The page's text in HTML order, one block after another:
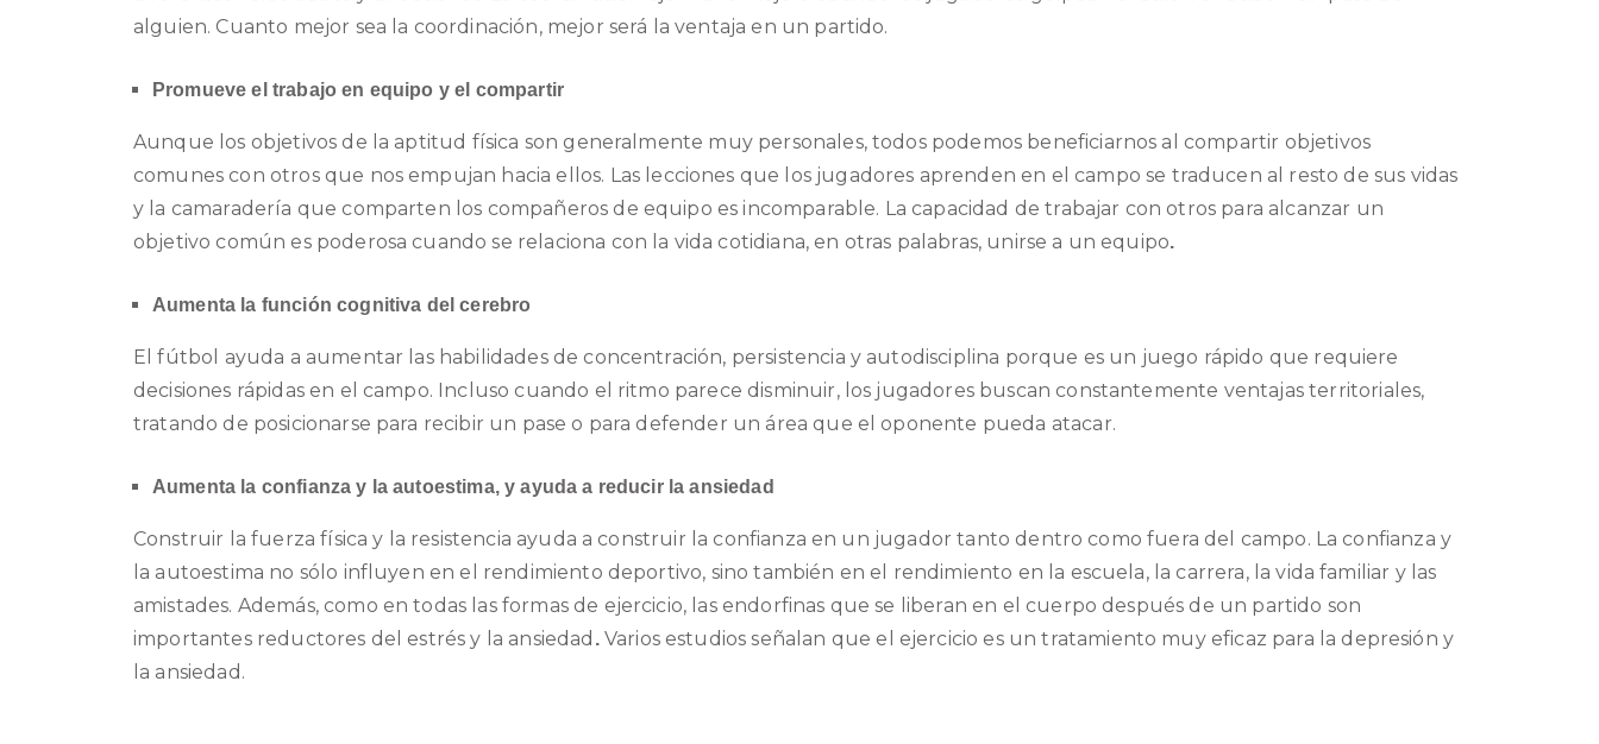
alguien. Cuanto mejor sea la coordinación, mejor será la ventaja en un partido.
Promueve el trabajo en equipo y el compartir
Aunque los objetivos de la aptitud física son generalmente muy personales, todos podemos beneficiarnos al compartir objetivos
comunes con otros que nos empujan hacia ellos. Las lecciones que los jugadores aprenden en el campo se traducen al resto de sus vidas
y la camaradería que comparten los compañeros de equipo es incomparable. La capacidad de trabajar con otros para alcanzar un
objetivo común es poderosa cuando se relaciona con la vida cotidiana, en otras palabras, unirse a un equipo.
Aumenta la función cognitiva del cerebro
El fútbol ayuda a aumentar las habilidades de concentración, persistencia y autodisciplina porque es un juego rápido que requiere
decisiones rápidas en el campo. Incluso cuando el ritmo parece disminuir, los jugadores buscan constantemente ventajas territoriales,
tratando de posicionarse para recibir un pase o para defender un área que el oponente pueda atacar.
Aumenta la confianza y la autoestima, y ayuda a reducir la ansiedad
Construir la fuerza física y la resistencia ayuda a construir la confianza en un jugador tanto dentro como fuera del campo. La confianza y
la autoestima no sólo influyen en el rendimiento deportivo, sino también en el rendimiento en la escuela, la carrera, la vida familiar y las
amistades. Además, como en todas las formas de ejercicio, las endorfinas que se liberan en el cuerpo después de un partido son
importantes reductores del estrés y la ansiedad . Varios estudios señalan que el ejercicio es un tratamiento muy eficaz para la depresión y
la ansiedad .